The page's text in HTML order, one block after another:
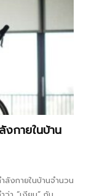
งกายในบ้าน
งกายในบ้านจำนวน